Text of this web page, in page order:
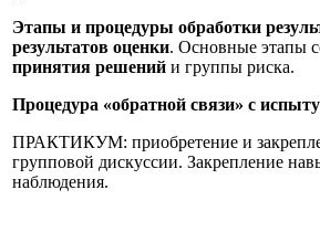
Этапы и процедуры обработки
результатов оценки. Основные этапы
принятия решений и группы риска.
Процедура «обратной связи» с
ПРАКТИКУМ: приобретение и
групповой дискуссии. Закрепление
наблюдения.